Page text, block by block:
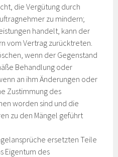
die Vergütung durch
zu mindern;
handelt, kann der
vom Vertrag zurücktreten.
wenn der Gegenstand
Behandlung oder
an ihm Änderungen oder
Zustimmung des
worden sind und die
zu den Mängel geführt
ersetzten Teile
Eigentum des